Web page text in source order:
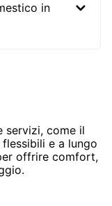
in
servizi, come il
e a lungo
offrire comfort,